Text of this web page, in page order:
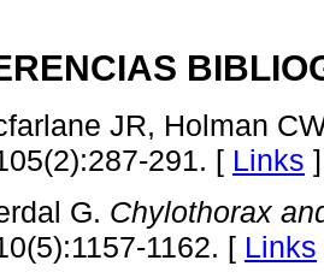
JR, Holman
291. [ Links ]
G. Chylothorax
1162. [ Links